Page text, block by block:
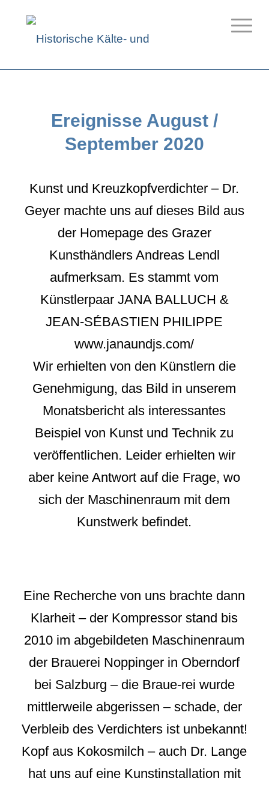
Ereignisse August /
September 2020
Kunst und Kreuzkopfverdichter – Dr.
Geyer machte uns auf dieses Bild aus
der Homepage des Grazer
Kunsthändlers Andreas Lendl
aufmerksam. Es stammt vom
Künstlerpaar JANA BALLUCH &
JEAN-SÉBASTIEN PHILIPPE
www.janaundjs.com/
Wir erhielten von den Künstlern die
Genehmigung, das Bild in unserem
Monatsbericht als interessantes
Beispiel von Kunst und Technik zu
veröffentlichen. Leider erhielten wir
aber keine Antwort auf die Frage, wo
sich der Maschinenraum mit dem
Kunstwerk befindet.
Eine Recherche von uns brachte dann
Klarheit – der Kompressor stand bis
2010 im abgebildeten Maschinenraum
der Brauerei Noppinger in Oberndorf
bei Salzburg – die Braue-rei wurde
mittlerweile abgerissen – schade, der
Verbleib des Verdichters ist unbekannt!
Kopf aus Kokosmilch – auch Dr. Lange
hat uns auf eine Kunstinstallation mit